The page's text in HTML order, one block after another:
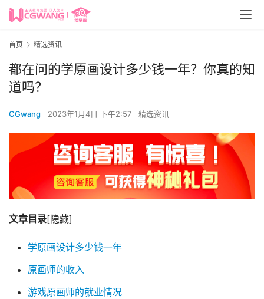
首页 精选资讯
都在问的学原画设计多少钱一年？你真的知
道吗？
CGwang 2023年1月4日 下午2:57 精选资讯
文章目录[隐藏]
学原画设计多少钱一年
原画师的收入
游戏原画师的就业情况